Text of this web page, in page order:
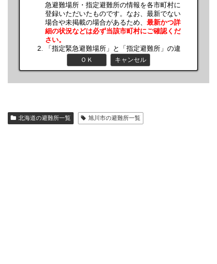
北海道の避難所一覧 旭川市の避難所一覧